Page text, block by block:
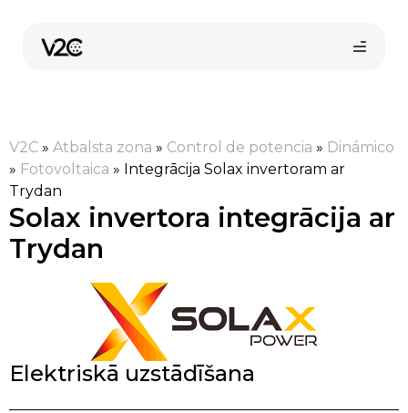
content
Pirkt tiešsaistē
V2C » Atbalsta zona » Control de potencia » Dinámico
» Fotovoltaica » Integrācija Solax invertoram ar
Trydan
Solax invertora integrācija ar
Trydan
Elektriskā uzstādīšana